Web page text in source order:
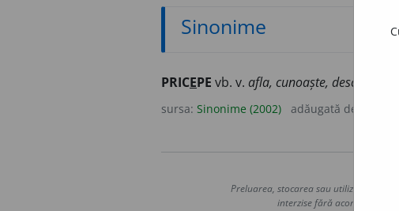
Sinonime
PRICEPE vb. v. afla, cunoaște, descoperi,
sursa: Sinonime (2002) adăugată de
Preluarea, stocarea sau utilizarea
interzise fără acordul